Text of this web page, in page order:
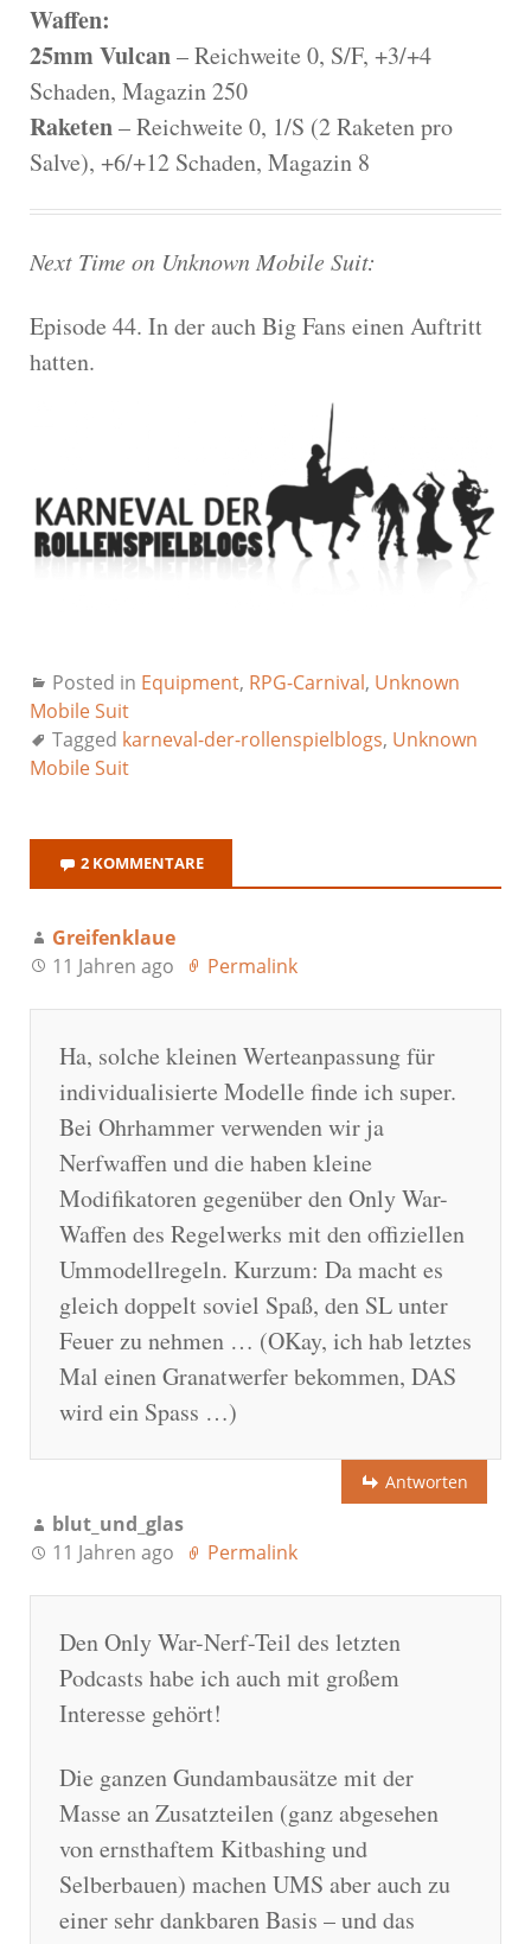
Waffen:
25mm Vulcan– Reichweite 0, S/F, +3/+4
Schaden, Magazin 250
Raketen– Reichweite 0, 1/S (2 Raketen pro
Salve), +6/+12 Schaden, Magazin 8
Next Time on Unknown Mobile Suit:
Episode 44. In der auch Big Fans einen Auftritt
hatten.
Posted in Equipment, RPG-Carnival, Unknown
Mobile Suit
Tagged karneval-der-rollenspielblogs, Unknown
Mobile Suit
2 KOMMENTARE
Greifenklaue
11 Jahren ago
Permalink
Ha, solche kleinen Werteanpassung für
individualisierte Modelle finde ich super.
Bei Ohrhammer verwenden wir ja
Nerfwaffen und die haben kleine
Modifikatoren gegenüber den Only War-
Waffen des Regelwerks mit den offiziellen
Ummodellregeln. Kurzum: Da macht es
gleich doppelt soviel Spaß, den SL unter
Feuer zu nehmen … (OKay, ich hab letztes
Mal einen Granatwerfer bekommen, DAS
wird ein Spass …)
Antworten
blut_und_glas
11 Jahren ago
Permalink
Den Only War-Nerf-Teil des letzten
Podcasts habe ich auch mit großem
Interesse gehört!
Die ganzen Gundambausätze mit der
Masse an Zusatzteilen (ganz abgesehen
von ernsthaftem Kitbashing und
Selberbauen) machen UMS aber auch zu
einer sehr dankbaren Basis – und das